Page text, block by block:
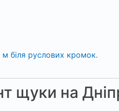
м біля руслових кромок.
щуки на